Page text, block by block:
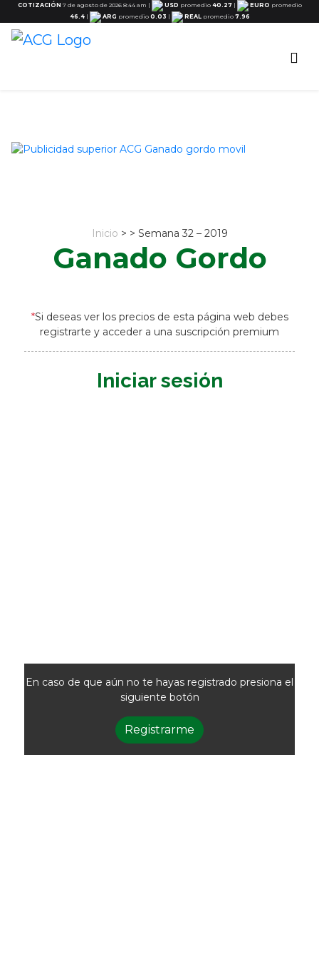
COTIZACIÓN 7 de agosto de 2026 8:44 am | USD promedio 40.27 | EURO promedio
46.4 | ARG promedio 0.03 | REALpromedio 7.96
Inicio > > Semana 32 – 2019
Ganado Gordo
*Si deseas ver los precios de esta página web debes
registrarte y acceder a una suscripción premium
Iniciar sesión
En caso de que aún no te hayas registrado presiona el
siguiente botón
Registrarme